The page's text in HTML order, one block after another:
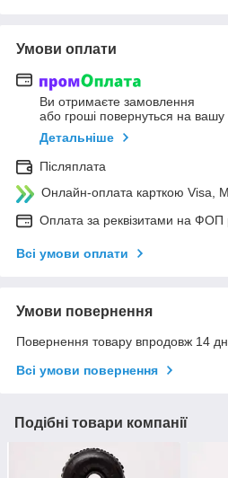
Умови оплати
Ви отримаєте замовлення
або гроші повернуться на вашу
Детальніше
Післяплата
Онлайн-оплата карткою Visa,
Оплата за реквізитами на ФОП
Всі умови оплати
Умови повернення
Повернення товару впродовж 14
Всі умови повернення
Подібні товари компанії